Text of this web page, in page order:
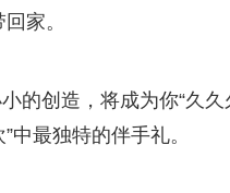
家。
的创造，将成为你“久
中最独特的伴手礼。